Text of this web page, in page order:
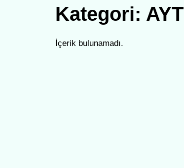
Kategori: AYT
İçerik bulunamadı.